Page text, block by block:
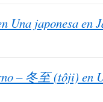
Una japonesa
– 冬至 (tôji) en